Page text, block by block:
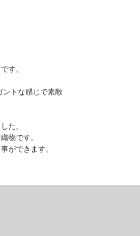
す。
ントな感じで素敵
た。
物です。
ができます。